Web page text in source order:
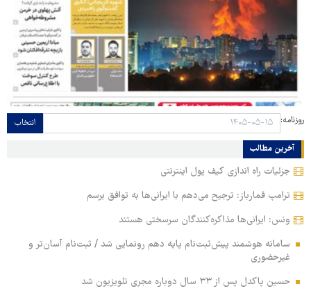
روزنامه: انتخاب
آخرین مطالب
جزئیات راه اندازی کیف پول اینترنتی
ترامپ قمارباز: ترجیح می‌دهم با ایرانی‌ها به توافق برسم
ونس: ایرانی‌ها مذاکره‌کنندگان سرسختی هستند
سامانه هوشمند پیش‌ثبت‌نام پایه دهم رونمایی شد / ثبت‌نام آسان‌تر و
غیرحضوری
حسین پاکدل پس از ۳۳ سال دوباره مجری تلویزیون شد